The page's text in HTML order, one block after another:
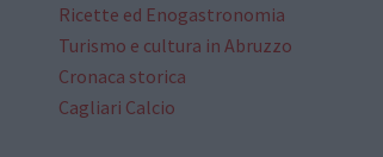
Ricette ed Enogastronomia
Turismo e cultura in Abruzzo
Cronaca storica
Cagliari Calcio